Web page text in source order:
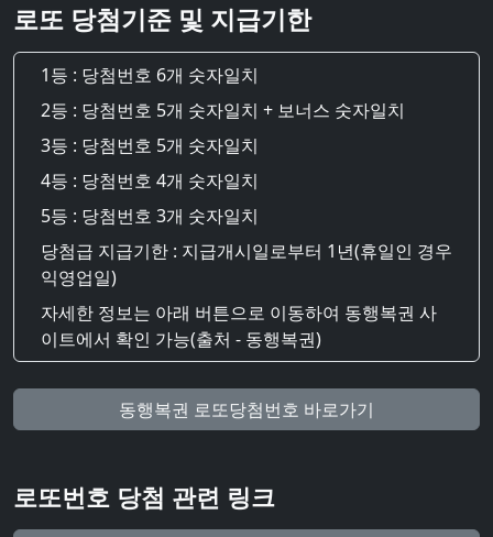
로또 당첨기준 및 지급기한
1등 : 당첨번호 6개 숫자일치
2등 : 당첨번호 5개 숫자일치 + 보너스 숫자일치
3등 : 당첨번호 5개 숫자일치
4등 : 당첨번호 4개 숫자일치
5등 : 당첨번호 3개 숫자일치
당첨급 지급기한 : 지급개시일로부터 1년(휴일인 경우
익영업일)
자세한 정보는 아래 버튼으로 이동하여 동행복권 사
이트에서 확인 가능(출처 - 동행복권)
동행복권 로또당첨번호 바로가기
로또번호 당첨 관련 링크